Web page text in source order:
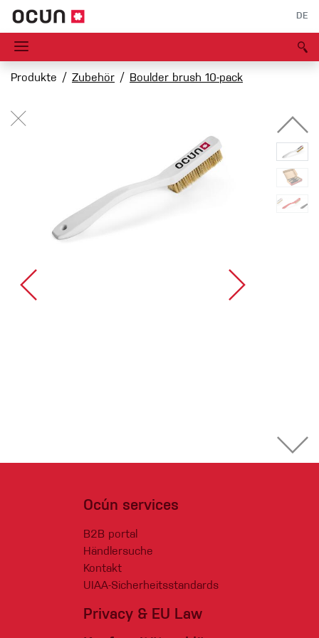
DE
Produkte Zubehör Boulder brush 10-pack
Ocún services
B2B portal
Händlersuche
Kontakt
UIAA-Sicherheitsstandards
Privacy & EU Law